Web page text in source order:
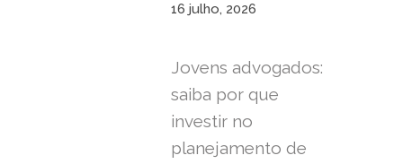
16 julho, 2026
Jovens advogados:
saiba por que
investir no
planejamento de